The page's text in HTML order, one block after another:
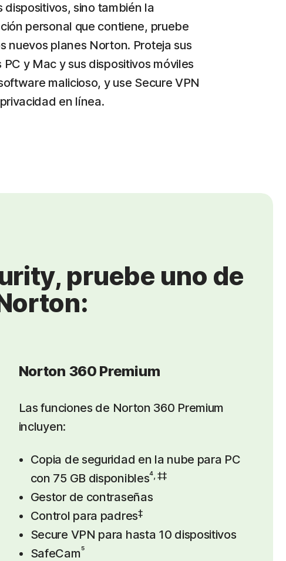
dispositivos, sino también la
personal que contiene, pruebe
nuevos planes Norton. Proteja sus
PC y Mac y sus dispositivos móviles
malicioso, y use Secure VPN
en línea.
pruebe uno de
Norton 360 Premium
Las funciones de Norton 360 Premium
incluyen:
Copia de seguridad en la nube para PC
con 75 GB disponibles⁴, ‡‡
Gestor de contraseñas
Control para padres‡
Secure VPN para hasta 10 dispositivos
SafeCam⁵